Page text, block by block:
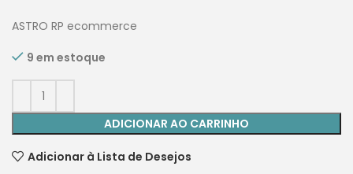
ASTRO RP ecommerce
9 em estoque
ADICIONAR AO CARRINHO
Adicionar à Lista de Desejos